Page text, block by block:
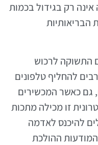
רק בגידול בכמות
הבריאותיות
התשוקה לרכוש
להחליף טלפונים
גם כאשר המכשירים
זו מכילה מתכות
להיכנס לאדמה
ההולכת